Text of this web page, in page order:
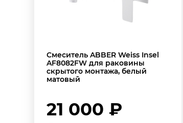
Смеситель ABBER Weiss Insel
AF8082FW для раковины
скрытого монтажа, белый
матовый
21 000 ₽